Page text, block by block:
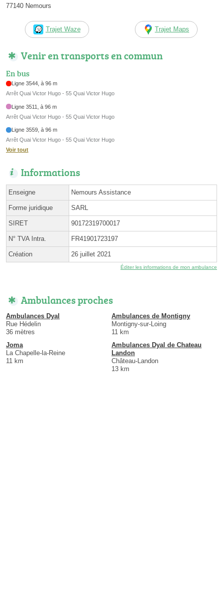
77140 Nemours
Trajet Waze Trajet Maps
Venir en transports en commun
En bus
Ligne 3544, à 96 m
Arrêt Quai Victor Hugo - 55 Quai Victor Hugo
Ligne 3511, à 96 m
Arrêt Quai Victor Hugo - 55 Quai Victor Hugo
Ligne 3559, à 96 m
Arrêt Quai Victor Hugo - 55 Quai Victor Hugo
Voir tout
Informations
Enseigne Nemours Assistance
Forme juridique SARL
SIRET 90172319700017
N° TVA Intra. FR41901723197
Création 26 juillet 2021
Éditer les informations de mon ambulance
Ambulances proches
Ambulances Dyal
Rue Hédelin
36 mètres
Ambulances de Montigny
Montigny-sur-Loing
11 km
Joma
La Chapelle-la-Reine
11 km
Ambulances Dyal de Chateau
Landon
Château-Landon
13 km